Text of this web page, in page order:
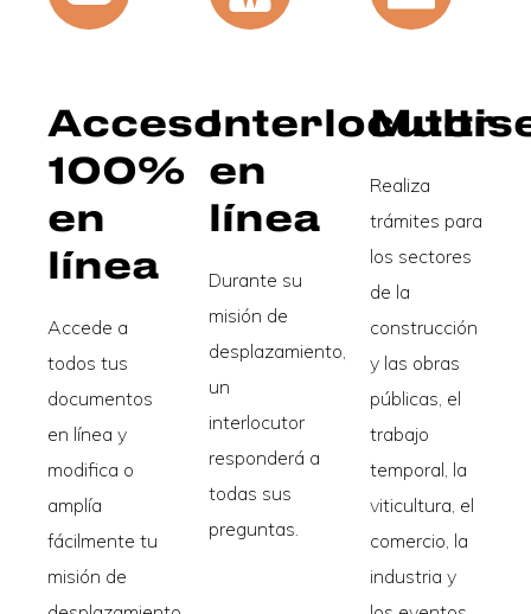
Acceso
100%
en
línea
Accede a
todos tus
documentos
en línea y
modifica o
amplía
fácilmente tu
misión de
Interlocutor
en
línea
Durante su
misión de
desplazamiento,
un
interlocutor
responderá a
todas sus
preguntas.
Realiza
trámites para
los sectores
de la
construcción
y las obras
públicas, el
trabajo
temporal, la
viticultura, el
comercio, la
industria y